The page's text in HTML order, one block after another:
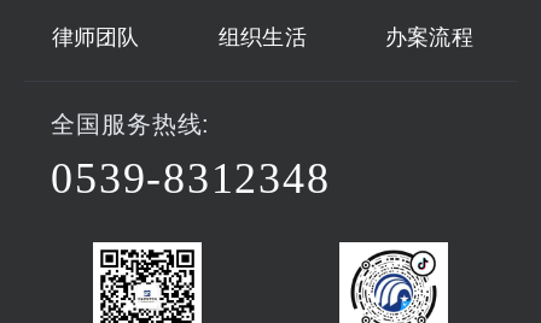
律师团队 组织生活 办案流程
全国服务热线:
0539-8312348